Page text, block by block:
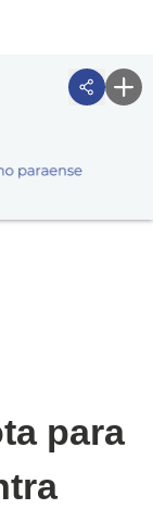
para